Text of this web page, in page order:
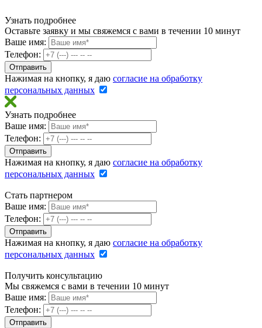
Узнать подробнее
Оставьте заявку и мы свяжемся с вами в течении 10 минут
Ваше имя:
Телефон:
Нажимая на кнопку, я даю согласие на обработку
персональных данных
Узнать подробнее
Ваше имя:
Телефон:
Нажимая на кнопку, я даю согласие на обработку
персональных данных
Стать партнером
Ваше имя:
Телефон:
Нажимая на кнопку, я даю согласие на обработку
персональных данных
Получить консультацию
Мы свяжемся с вами в течении 10 минут
Ваше имя:
Телефон: